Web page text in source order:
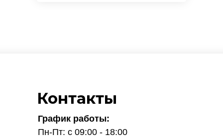
Контакты
График работы:
Пн-Пт: с 09:00 - 18:00